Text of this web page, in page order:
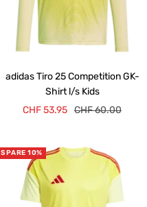
adidas Tiro 25 Competition GK-
Shirt l/s Kids
Angebotspreis
CHF 53.95 Regulärer
CHF 60.00
SPARE 10%